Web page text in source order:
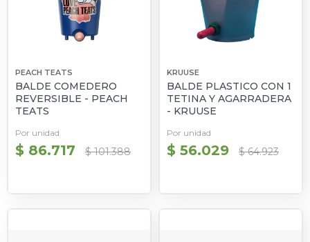
PEACH TEATS
BALDE COMEDERO
REVERSIBLE - PEACH
TEATS
Por unidad
$ 86.717 $ 101.388
KRUUSE
BALDE PLASTICO CON 1
TETINA Y AGARRADERA
- KRUUSE
Por unidad
$ 56.029 $ 64.923